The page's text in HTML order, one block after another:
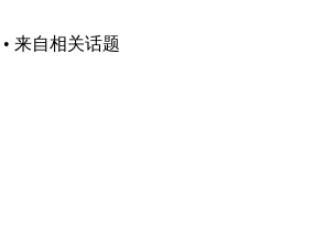
• 来自相关话题